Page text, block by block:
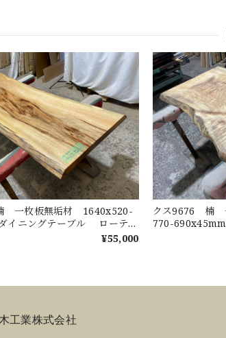
一枚板無垢材 1640x520-
イニングテーブル ローテー
ーテーブル 天板 樟 くすの
¥55,000
クス9676 楠
770-
ーテーブル
工業株式会社